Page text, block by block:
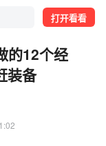
打开看看
的12个经
装备